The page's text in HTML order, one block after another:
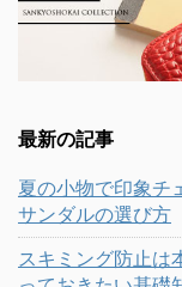
最新の記事
夏の小物で印象チ
サンダルの選び方
スキミング防止は